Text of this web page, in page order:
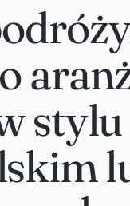
stylu